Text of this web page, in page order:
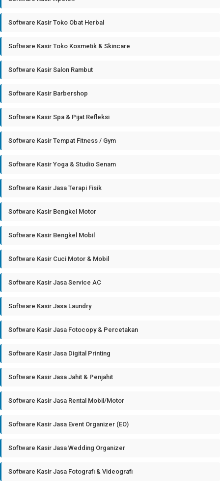
Software Kasir Toko Obat Herbal
Software Kasir Toko Kosmetik & Skincare
Software Kasir Salon Rambut
Software Kasir Barbershop
Software Kasir Spa & Pijat Refleksi
Software Kasir Tempat Fitness / Gym
Software Kasir Yoga & Studio Senam
Software Kasir Jasa Terapi Fisik
Software Kasir Bengkel Motor
Software Kasir Bengkel Mobil
Software Kasir Cuci Motor & Mobil
Software Kasir Jasa Service AC
Software Kasir Jasa Laundry
Software Kasir Jasa Fotocopy & Percetakan
Software Kasir Jasa Digital Printing
Software Kasir Jasa Jahit & Penjahit
Software Kasir Jasa Rental Mobil/Motor
Software Kasir Jasa Event Organizer (EO)
Software Kasir Jasa Wedding Organizer
Software Kasir Jasa Fotografi & Videografi